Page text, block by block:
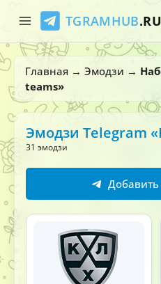
TGRAMHUB.RU
Главная
Стикеры
Главная → Эмодзи →
teams»
Эмодзи Telegram
31 эмодзи
Добавить